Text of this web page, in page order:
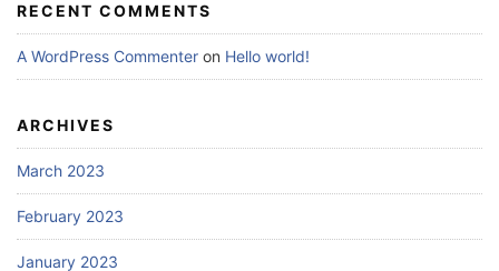
RECENT COMMENTS
A WordPress Commenter on Hello world!
ARCHIVES
March 2023
February 2023
January 2023